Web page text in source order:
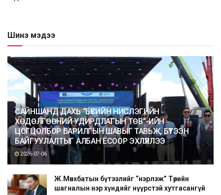
Шинэ мэдээ
САЙНШАНД ДАХЬ “БҮСИЙН НИСЛЭГИЙН
ХӨДӨЛГӨӨНИЙ УДИРДЛАГЫН ТӨВ”-ИЙН
ЦОГЦОЛБОР БАРИЛГЫН ШАВЫГ ТАВЬЖ, БҮТЭЭН
БАЙГУУЛАЛТЫГ АЛБАН ЁСООР ЭХЛҮҮЛЛЭЭ
2026-07-06
Ж.Мөнхбатын бүтээлийг “нэрлэж” Төрийн
шагналын нэр хүндийг нүүрстэй хутгасангүй